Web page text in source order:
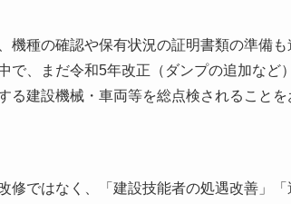
種の確認や保有状況の証明書類の準備も
、まだ令和5年改正（ダンプの追加など
建設機械・車両等を総点検されることを
ではなく、「建設技能者の処遇改善」「